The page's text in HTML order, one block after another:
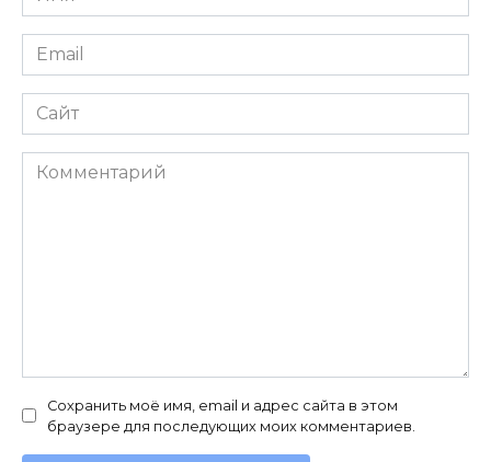
*
Email
*
Сайт
Комментарий
Сохранить моё имя, email и адрес сайта в этом
браузере для последующих моих комментариев.